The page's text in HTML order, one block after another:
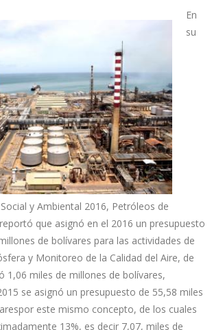
En
su
y Ambiental 2016, Petróleos de
que asignó en el 2016 un presupuesto
de bolívares para las actividades de
y Monitoreo de la Calidad del Aire, de
1,06 miles de millones de bolívares,
se asignó un presupuesto de 55,58 miles
este mismo concepto, de los cuales
13%, es decir 7,07, miles de